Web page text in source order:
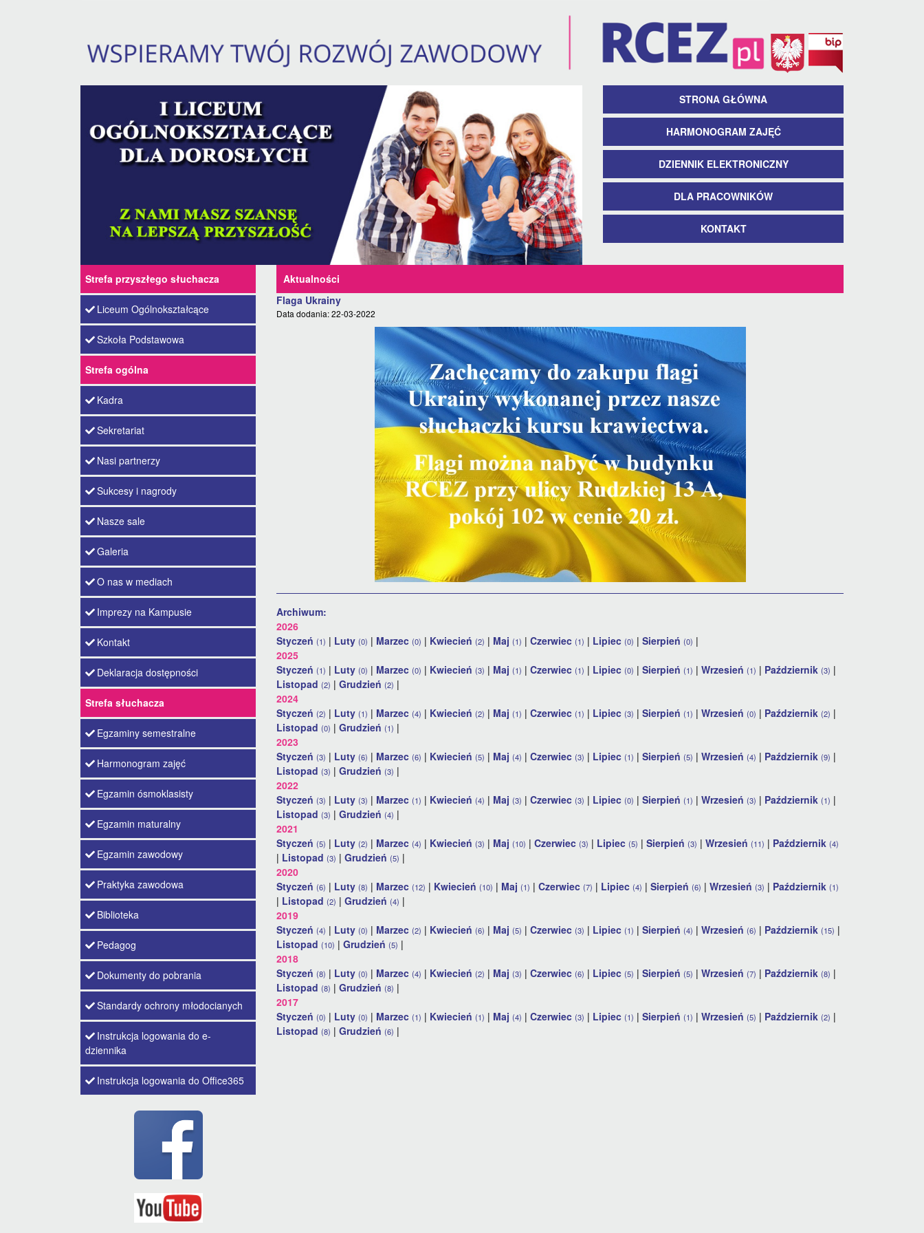
STRONA GŁÓWNA
HARMONOGRAM ZAJĘĆ
DZIENNIK ELEKTRONICZNY
DLA PRACOWNIKÓW
KONTAKT
Strefa przyszłego słuchacza
Liceum Ogólnokształcące
Szkoła Podstawowa
Strefa ogólna
Kadra
Sekretariat
Nasi partnerzy
Sukcesy i nagrody
Nasze sale
Galeria
O nas w mediach
Imprezy na Kampusie
Kontakt
Deklaracja dostępności
Strefa słuchacza
Egzaminy semestralne
Harmonogram zajęć
Egzamin ósmoklasisty
Egzamin maturalny
Egzamin zawodowy
Praktyka zawodowa
Biblioteka
Pedagog
Dokumenty do pobrania
Standardy ochrony młodocianych
Instrukcja logowania do e-
dziennika
Instrukcja logowania do Office365
Aktualności
Flaga Ukrainy
Data dodania: 22-03-2022
Archiwum:
2026
Styczeń (1) | Luty (0) | Marzec (0) | Kwiecień (2) | Maj (1) | Czerwiec (1) | Lipiec (0) | Sierpień (0) |
2025
Styczeń (1) | Luty (0) | Marzec (0) | Kwiecień (3) | Maj (1) | Czerwiec (1) | Lipiec (0) | Sierpień (1) | Wrzesień (1) | Październik (3) |
Listopad (2) | Grudzień (2) |
2024
Styczeń (2) | Luty (1) | Marzec (4) | Kwiecień (2) | Maj (1) | Czerwiec (1) | Lipiec (3) | Sierpień (1) | Wrzesień (0) | Październik (2) |
Listopad (0) | Grudzień (1) |
2023
Styczeń (3) | Luty (6) | Marzec (6) | Kwiecień (5) | Maj (4) | Czerwiec (3) | Lipiec (1) | Sierpień (5) | Wrzesień (4) | Październik (9) |
Listopad (3) | Grudzień (3) |
2022
Styczeń (3) | Luty (3) | Marzec (1) | Kwiecień (4) | Maj (3) | Czerwiec (3) | Lipiec (0) | Sierpień (1) | Wrzesień (3) | Październik (1) |
Listopad (3) | Grudzień (4) |
2021
Styczeń (5) | Luty (2) | Marzec (4) | Kwiecień (3) | Maj (10) | Czerwiec (3) | Lipiec (5) | Sierpień (3) | Wrzesień (11) | Październik (4)
| Listopad (3) | Grudzień (5) |
2020
Styczeń (6) | Luty (8) | Marzec (12) | Kwiecień (10) | Maj (1) | Czerwiec (7) | Lipiec (4) | Sierpień (6) | Wrzesień (3) | Październik (1)
| Listopad (2) | Grudzień (4) |
2019
Styczeń (4) | Luty (0) | Marzec (2) | Kwiecień (6) | Maj (5) | Czerwiec (3) | Lipiec (1) | Sierpień (4) | Wrzesień (6) | Październik (15) |
Listopad (10) | Grudzień (5) |
2018
Styczeń (8) | Luty (0) | Marzec (4) | Kwiecień (2) | Maj (3) | Czerwiec (6) | Lipiec (5) | Sierpień (5) | Wrzesień (7) | Październik (8) |
Listopad (8) | Grudzień (8) |
2017
Styczeń (0) | Luty (0) | Marzec (1) | Kwiecień (1) | Maj (4) | Czerwiec (3) | Lipiec (1) | Sierpień (1) | Wrzesień (5) | Październik (2) |
Listopad (8) | Grudzień (6) |